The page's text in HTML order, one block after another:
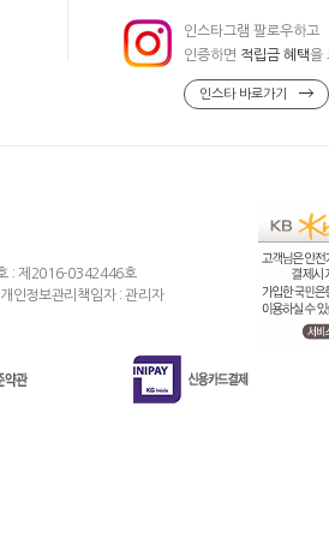
인스타그램 팔로우하고
인증하면 적립금 혜택을
인스타 바로가기
: 제2016-0342446호
개인정보관리책임자 : 관리자